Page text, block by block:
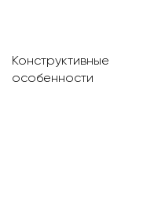
Конструктивные
особенности